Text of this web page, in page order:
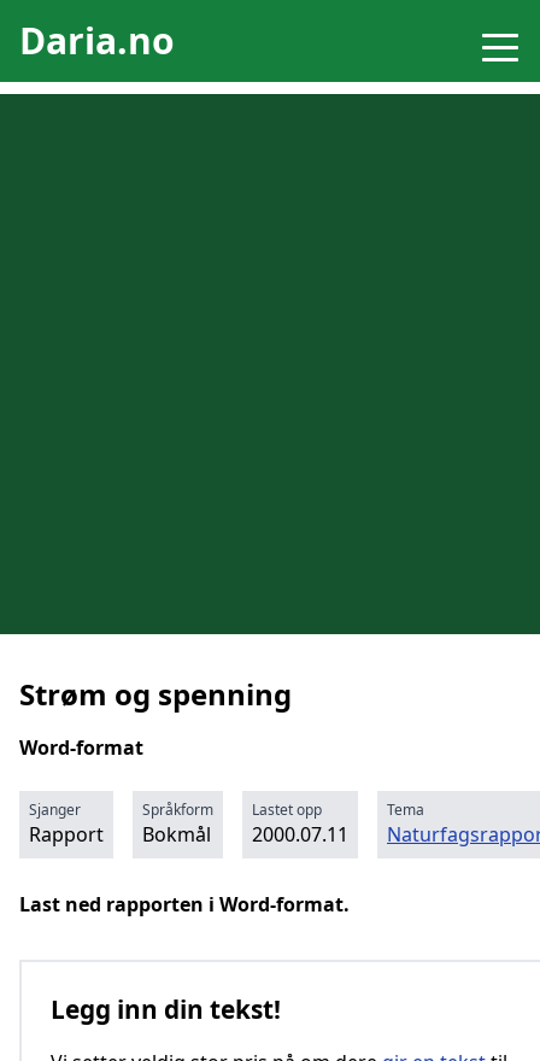
Daria.no
Strøm og spenning
Word-format
Sjanger
Rapport
Språkform
Bokmål
Lastet opp
2000.07.11
Tema
Last ned rapporten i Word-format.
Legg inn din tekst!